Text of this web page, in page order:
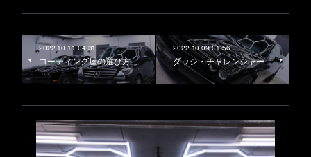
2022.10.11 04:31
コーティング屋の選び方
2022.10.09 01:56
ダッジ・チャレンジャー